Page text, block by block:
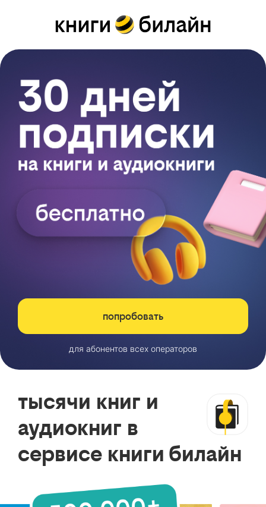
попробовать
для абонентов всех операторов
тысячи книг и
аудиокниг в
сервисе книги билайн